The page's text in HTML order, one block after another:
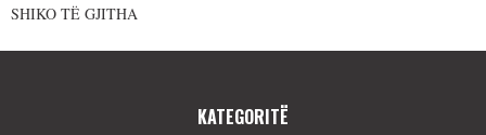
SHIKO TË GJITHA
KATEGORITË